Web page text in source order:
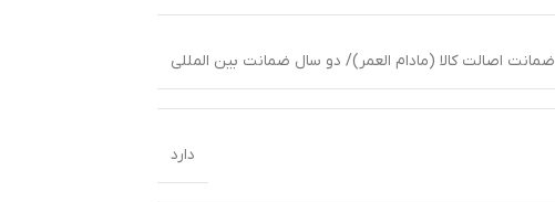
ضمانت اصالت کالا (مادام العمر)/ دو سال ضمانت بین المللی
دارد